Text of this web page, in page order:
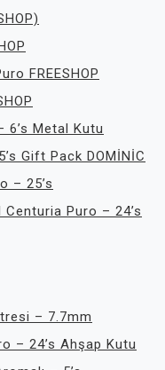
FREESHOP
Metal Kutu
Gift Pack DOMİNİC
– 25’s
Puro – 24’s
– 7.7mm
– 24’s Ahşap Kutu